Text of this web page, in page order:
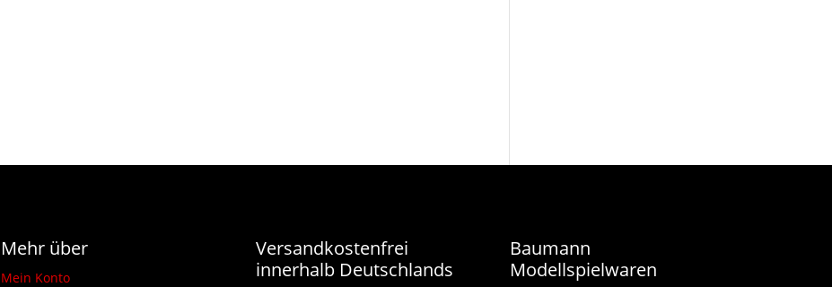
Mehr über
Mein Konto
Versandkostenfrei
innerhalb Deutschlands
Baumann
Modellspielwaren